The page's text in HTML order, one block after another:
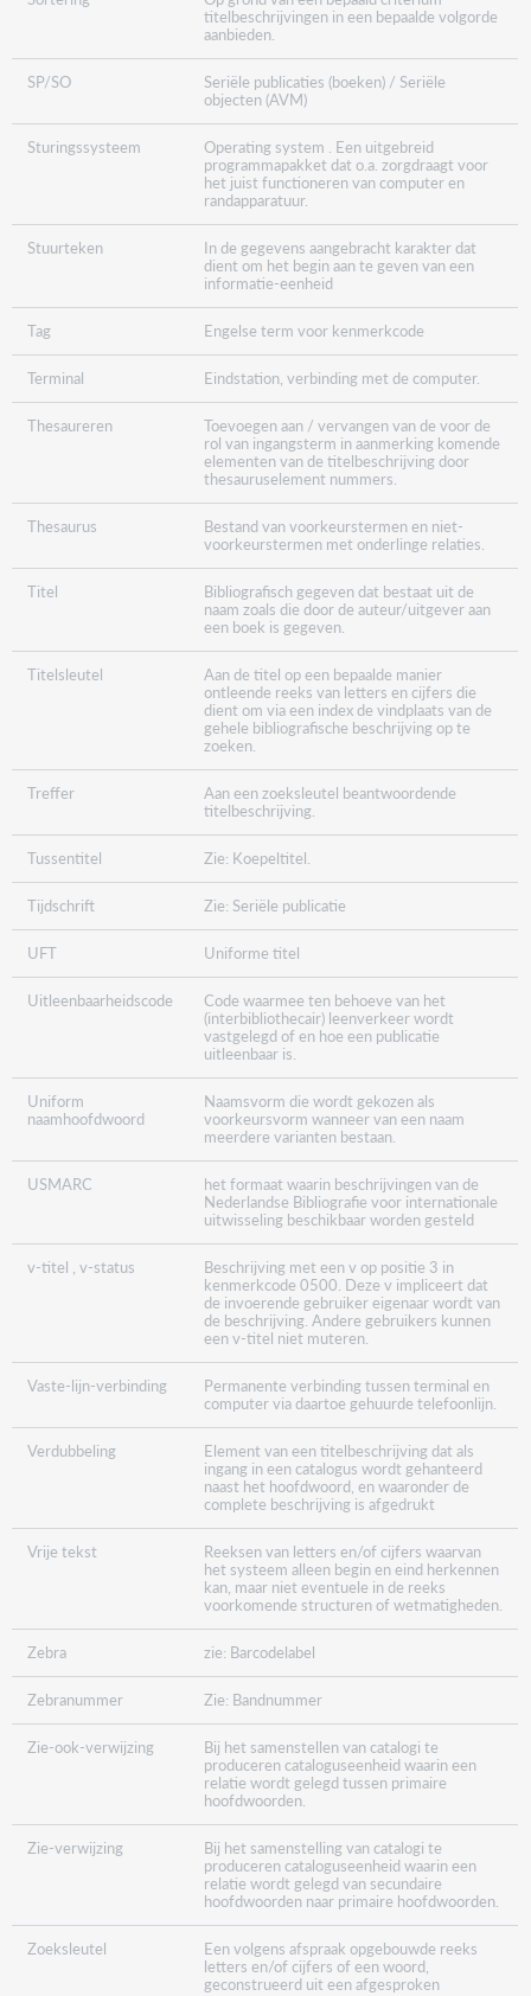
titelbeschrijvingen in een bepaalde volgorde
aanbieden.
SP/SO
Seriële publicaties (boeken) / Seriële
objecten (AVM)
Sturingssysteem
Operating system . Een uitgebreid
programmapakket dat o.a. zorgdraagt voor
het juist functioneren van computer en
randapparatuur.
Stuurteken
In de gegevens aangebracht karakter dat
dient om het begin aan te geven van een
informatie-eenheid
Tag Engelse term voor kenmerkcode
Terminal Eindstation, verbinding met de computer.
Thesaureren
Toevoegen aan / vervangen van de voor de
rol van ingangsterm in aanmerking komende
elementen van de titelbeschrijving door
thesauruselement nummers.
Thesaurus
Bestand van voorkeurstermen en niet-
voorkeurstermen met onderlinge relaties.
Titel
Bibliografisch gegeven dat bestaat uit de
naam zoals die door de auteur/uitgever aan
een boek is gegeven.
Titelsleutel
Aan de titel op een bepaalde manier
ontleende reeks van letters en cijfers die
dient om via een index de vindplaats van de
gehele bibliografische beschrijving op te
zoeken.
Treffer
Aan een zoeksleutel beantwoordende
titelbeschrijving.
Tussentitel Zie: Koepeltitel.
Tijdschrift Zie: Seriële publicatie
UFT Uniforme titel
Uitleenbaarheidscode
Code waarmee ten behoeve van het
(interbibliothecair) leenverkeer wordt
vastgelegd of en hoe een publicatie
uitleenbaar is.
Uniform
naamhoofdwoord
Naamsvorm die wordt gekozen als
voorkeursvorm wanneer van een naam
meerdere varianten bestaan.
USMARC
het formaat waarin beschrijvingen van de
Nederlandse Bibliografie voor internationale
uitwisseling beschikbaar worden gesteld
v-titel , v-status
Beschrijving met een v op positie 3 in
kenmerkcode 0500. Deze v impliceert dat
de invoerende gebruiker eigenaar wordt van
de beschrijving. Andere gebruikers kunnen
een v-titel niet muteren.
Vaste-lijn-verbinding
Permanente verbinding tussen terminal en
computer via daartoe gehuurde telefoonlijn.
Verdubbeling
Element van een titelbeschrijving dat als
ingang in een catalogus wordt gehanteerd
naast het hoofdwoord, en waaronder de
complete beschrijving is afgedrukt
Vrije tekst
Reeksen van letters en/of cijfers waarvan
het systeem alleen begin en eind herkennen
kan, maar niet eventuele in de reeks
voorkomende structuren of wetmatigheden.
Zebra zie: Barcodelabel
Zebranummer Zie: Bandnummer
Zie-ook-verwijzing
Bij het samenstellen van catalogi te
produceren cataloguseenheid waarin een
relatie wordt gelegd tussen primaire
hoofdwoorden.
Zie-verwijzing
Bij het samenstelling van catalogi te
produceren cataloguseenheid waarin een
relatie wordt gelegd van secundaire
hoofdwoorden naar primaire hoofdwoorden.
Zoeksleutel
Een volgens afspraak opgebouwde reeks
letters en/of cijfers of een woord,
geconstrueerd uit een afgesproken